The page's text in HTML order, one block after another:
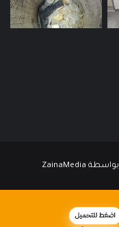
بواسطة ZainaMedia